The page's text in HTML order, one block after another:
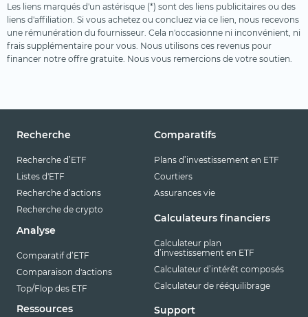
Les liens marqués d'un astérisque (*) sont des liens publicitaires ou des
liens d'affiliation. Si vous achetez ou concluez via ce lien, nous recevons
une rémunération du fournisseur. Cela n'occasionne ni inconvénient, ni
frais supplémentaire pour vous. Nous utilisons ces revenus pour
financer notre offre gratuite. Nous vous remercions de votre soutien.
Recherche
Recherche d’ETF
Listes d'ETF
Recherche d’actions
Recherche de crypto
Analyse
Comparatif d’ETF
Comparaison d'actions
Top/Flop des ETF
Ressources
Comparatifs
Plans d’investissement en ETF
Courtiers
Assurances vie
Calculateurs financiers
Calculateur plan
d’investissement en ETF
Calculateur d’intérêt composés
Calculateur de rééquilibrage
Support